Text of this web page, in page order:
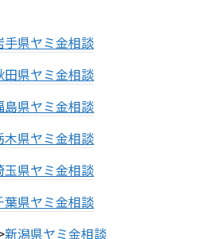
手県ヤミ金相談
田県ヤミ金相談
島県ヤミ金相談
木県ヤミ金相談
玉県ヤミ金相談
葉県ヤミ金相談
新潟県ヤミ金相談